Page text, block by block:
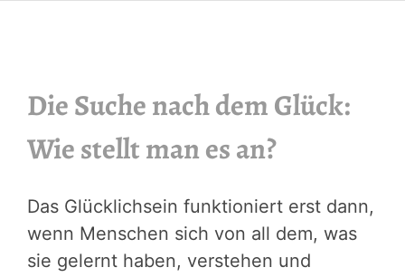
Die Suche nach dem Glück:
Wie stellt man es an?
Das Glücklichsein funktioniert erst dann,
wenn Menschen sich von all dem, was
sie gelernt haben, verstehen und